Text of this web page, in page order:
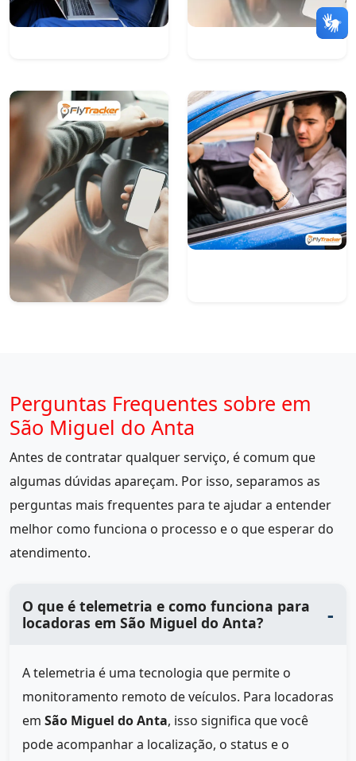
Perguntas Frequentes sobre em
São Miguel do Anta
Antes de contratar qualquer serviço, é comum que
algumas dúvidas apareçam. Por isso, separamos as
perguntas mais frequentes para te ajudar a entender
melhor como funciona o processo e o que esperar do
atendimento.
O que é telemetria e como funciona para
locadoras em São Miguel do Anta?
A telemetria é uma tecnologia que permite o
monitoramento remoto de veículos. Para locadoras
em São Miguel do Anta, isso significa que você
pode acompanhar a localização, o status e o